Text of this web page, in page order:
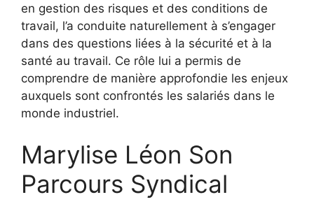
en gestion des risques et des conditions de
travail, l’a conduite naturellement à s’engager
dans des questions liées à la sécurité et à la
santé au travail. Ce rôle lui a permis de
comprendre de manière approfondie les enjeux
auxquels sont confrontés les salariés dans le
monde industriel.
Marylise Léon Son
Parcours Syndical